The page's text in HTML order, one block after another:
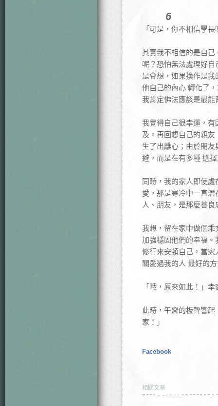
6
「可是，你不相信學
其實我不相信的是自
呢？恐怕無法處理好
是會想，如果換作是
他自己的內心 轉化了
我肯定佛法應該是最
我覺得自己很幸運，
及。再回想自己的親
生了出離心；由於朋
避，而是在有多種 選
同時，我的家人即使
愛，那是寒冷中一直
人、朋友，是那麼善
我想，留在家中做個
加強穩固他們的幸福
修行來安頓自己，當
關愛過我的人 最好的
「哦，原來如此！」
此時，午齋的板聲響
家！」
Facebook
相關文章